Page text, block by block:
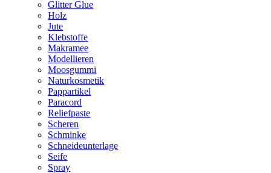
Glitter Glue
Holz
Jute
Klebstoffe
Makramee
Modellieren
Moosgummi
Naturkosmetik
Pappartikel
Paracord
Reliefpaste
Scheren
Schminke
Schneideunterlage
Seife
Spray